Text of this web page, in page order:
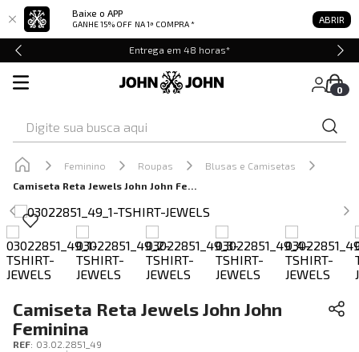
Baixe o APP
GANHE 15% OFF NA 1ª COMPRA * ABRIR
Entrega em 48 horas*
0
Feminino Roupas
Blusas e Camisetas
Camiseta Reta Jewels John John Feminina
Camiseta Reta Jewels John John
Feminina
REF: 03.02.2851_49